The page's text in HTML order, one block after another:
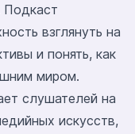
Подкаст
взглянуть на
и понять, как
миром.
слушателей на
искусств,